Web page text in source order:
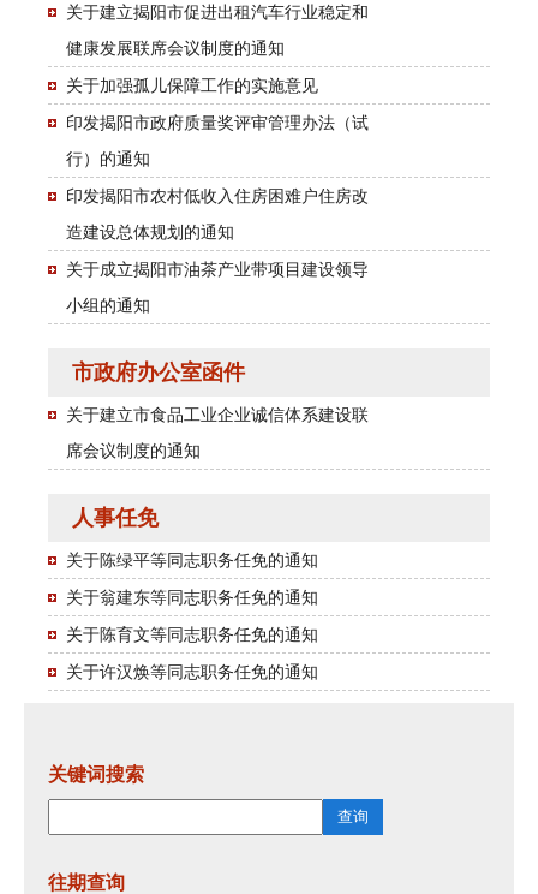
关于建立揭阳市促进出租汽车行业稳定和
健康发展联席会议制度的通知
关于加强孤儿保障工作的实施意见
印发揭阳市政府质量奖评审管理办法（试
行）的通知
印发揭阳市农村低收入住房困难户住房改
造建设总体规划的通知
关于成立揭阳市油茶产业带项目建设领导
小组的通知
市政府办公室函件
关于建立市食品工业企业诚信体系建设联
席会议制度的通知
人事任免
关于陈绿平等同志职务任免的通知
关于翁建东等同志职务任免的通知
关于陈育文等同志职务任免的通知
关于许汉焕等同志职务任免的通知
关键词搜索
往期查询